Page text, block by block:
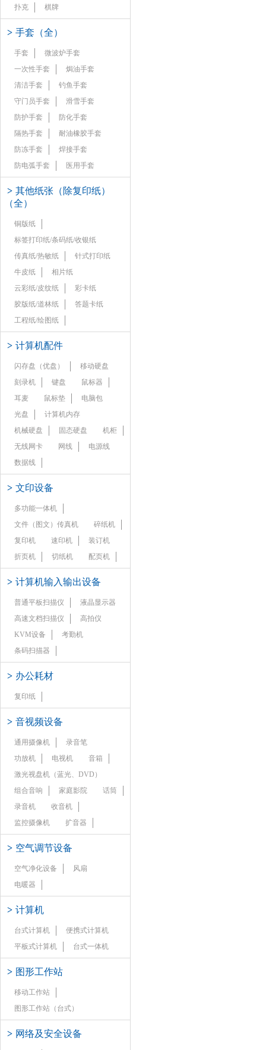
扑克
棋牌
> 手套（全）
手套
微波炉手套
一次性手套
焗油手套
清洁手套
钓鱼手套
守门员手套
滑雪手套
防护手套
防化手套
隔热手套
耐油橡胶手套
防冻手套
焊接手套
防电弧手套
医用手套
> 其他纸张（除复印纸）
（全）
铜版纸
标签打印纸/条码纸/收银纸
传真纸/热敏纸
针式打印纸
牛皮纸
相片纸
云彩纸/皮纹纸
彩卡纸
胶版纸/道林纸
答题卡纸
工程纸/绘图纸
> 计算机配件
闪存盘（优盘）
移动硬盘
刻录机
键盘
鼠标器
耳麦
鼠标垫
电脑包
光盘
计算机内存
机械硬盘
固态硬盘
机柜
无线网卡
网线
电源线
数据线
> 文印设备
多功能一体机
文件（图文）传真机
碎纸机
复印机
速印机
装订机
折页机
切纸机 配页机
> 计算机输入输出设备
普通平板扫描仪
液晶显示器
高速文档扫描仪
高拍仪
KVM设备
考勤机
条码扫描器
> 办公耗材
复印纸
> 音视频设备
通用摄像机
录音笔
功放机
电视机
音箱
激光视盘机（蓝光、DVD）
组合音响
家庭影院
话筒
录音机
收音机
监控摄像机
扩音器
> 空气调节设备
空气净化设备
风扇
电暖器
> 计算机
台式计算机
便携式计算机
平板式计算机
台式一体机
> 图形工作站
移动工作站
图形工作站（台式）
> 网络及安全设备